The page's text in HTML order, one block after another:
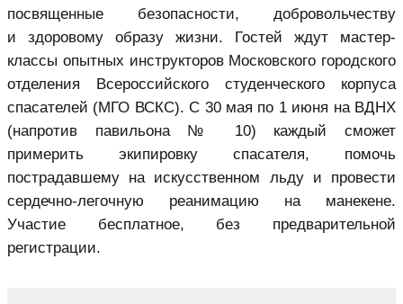
посвященные безопасности, добровольчеству
и здоровому образу жизни. Гостей ждут мастер-
классы опытных инструкторов Московского городского
отделения Всероссийского студенческого корпуса
спасателей (МГО ВСКС). С 30 мая по 1 июня на ВДНХ
(напротив павильона № 10) каждый сможет
примерить экипировку спасателя, помочь
пострадавшему на искусственном льду и провести
сердечно-легочную реанимацию на манекене.
Участие бесплатное, без предварительной
регистрации.